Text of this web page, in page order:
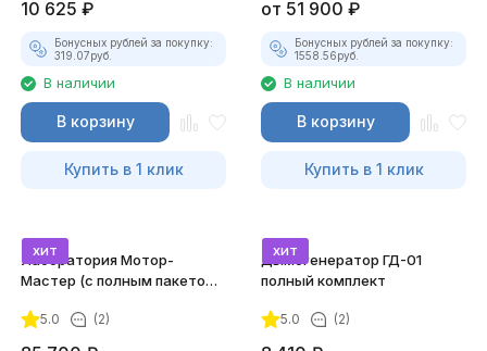
10 625 ₽
Бонусных рублей за покупку:
319.07руб.
В наличии
В корзину
Купить в 1 клик
от 51 900 ₽
Бонусных рублей за покупку:
1558.56руб.
В наличии
В корзину
Купить в 1 клик
хит
Лаборатория Мотор-
Мастер (с полным пакетом
5.0 (2)
хит
Дымогенератор ГД-01
полный комплект
5.0 (2)